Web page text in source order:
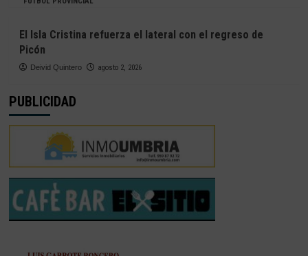
El Isla Cristina refuerza el lateral con el regreso de
Picón
Deivid Quintero agosto 2, 2026
PUBLICIDAD